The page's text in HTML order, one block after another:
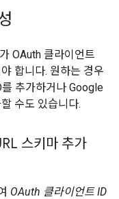
OAuth 클라이언트
합니다. 원하는 경우
추가하거나 Google
수도 있습니다.
스키마 추가
OAuth 클라이언트 ID